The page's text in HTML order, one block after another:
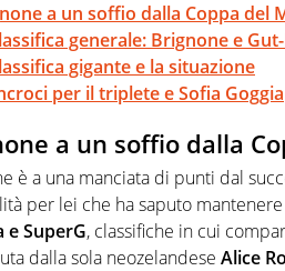
a un soffio dalla Coppa del
generale: Brignone e
gigante e la situazione
per il triplete e Sofia Goggia
a un soffio dalla
è a una manciata di punti dal
per lei che ha saputo
e SuperG, classifiche in cui
dalla sola neozelandese Alice